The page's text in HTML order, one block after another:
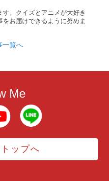
。クイズとアニメが大好き
お届けできるように努めま
一覧へ
Me
ップへ